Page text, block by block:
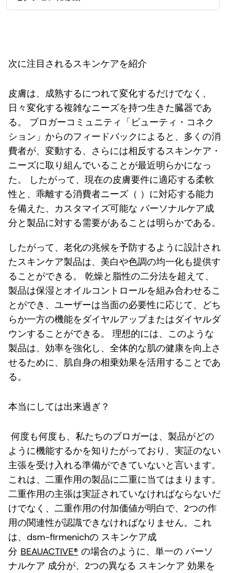
次に注目されるスキンケアを紹介
皮膚は、成熟するにつれて変化するだけでなく、
日々変化する複雑なニーズを持つ生きた臓器であ
る。 ブロガーコミュニティ「ビューティ・コネク
ション」からのフィードバックによると、多くの消
費者が、変動する、さらには相反するスキンケア・
ニーズに取り組んでいることが最近明らかになっ
た。 したがって、現在の皮膚要件に適応する柔軟
性と、乖離する消費者ニーズ（ ）に対応する能力
を備えた、カスタマイズ可能な パーソナルケア成
分と製品に対する需要があることは明らかである。
したがって、老化の兆候を予防するように設計され
たスキンケア製品は、美白や色調の均一化も提供す
ることができる。 乾燥と脂性の二分法を超えて、
製品は保湿とオイルコントロールを組み合わせるこ
とができ、ユーザーは当面の必要性に応じて、どち
らか一方の機能をダイヤルアップまたはダイヤルダ
ウンすることができる。 理想的には、このような
製品は、効率を強化し、全体的な肌の健康を向上さ
せるために、肌自身の相乗効果を活用することであ
る。
本当にしては出来過ぎ？
何度も何度も、私たちのブロガーは、製品がどの
ように機能するかを知りたがっており、実証のない
主張を受け入れる準備ができていないと言います。
これは、二重作用の製品に二重に当てはまります。
二重作用の主張は実証されていなければならないだ
けでなく、二重作用の付加価値が明白で、2つの作
用の関連性が認識できなければなりません。これ
は、dsm-firmenichの スキンケア成
分 BEAUACTIVE® の場合のように、単一の パーソ
ナルケア 成分が、2つの異なる スキンケア 効果を